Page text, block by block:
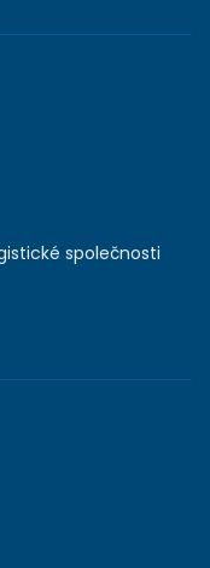
společnosti